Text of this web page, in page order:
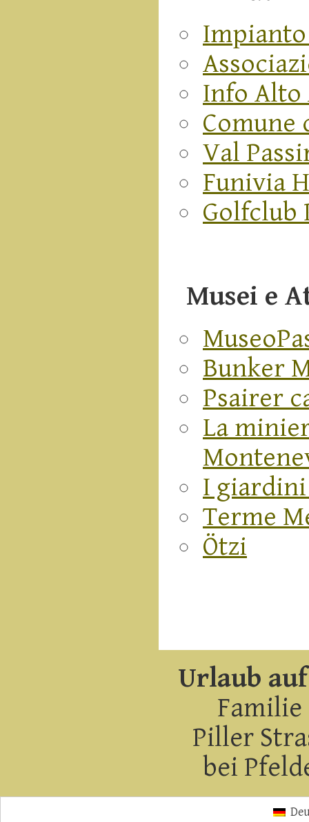
Info Alto
Comune
Val
Funivia
Golfclub
Musei e
Bunker
Psairer
La
I
Terme
Ötzi
Urlaub
Familie
Piller
bei